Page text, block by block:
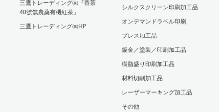
三鷹トレーディング㈱『香茶
40號無農薬有機紅茶』
三鷹トレーディング㈱HP
シルクスクリーン印刷加工品
オンデマンドラベル印刷
プレス加工品
鈑金／塗装／印刷加工品
樹脂盛り印刷加工品
材料切削加工品
レーザーマーキング加工品
その他